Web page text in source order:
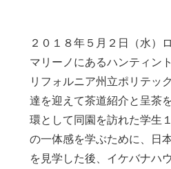
２０１８年５月２日（水）
マリーノにあるハンティン
リフォルニア州立ポリテッ
達を迎えて茶道紹介と呈茶
環として同園を訪れた学生
の一体感を学ぶために、日
を見学した後、イケバナハ